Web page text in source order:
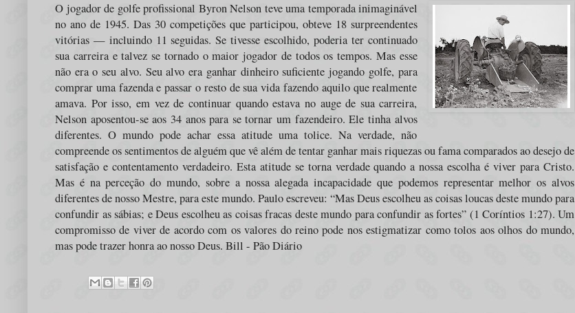
O jogador de golfe profissional Byron Nelson teve uma temporada inimaginável
no ano de 1945. Das 30 competições que participou, obteve 18 surpreendentes
vitórias — incluindo 11 seguidas. Se tivesse escolhido, poderia ter continuado
sua carreira e talvez se tornado o maior jogador de todos os tempos. Mas esse
não era o seu alvo. Seu alvo era ganhar dinheiro suficiente jogando golfe, para
comprar uma fazenda e passar o resto de sua vida fazendo aquilo que realmente
amava. Por isso, em vez de continuar quando estava no auge de sua carreira,
Nelson aposentou-se aos 34 anos para se tornar um fazendeiro. Ele tinha alvos
diferentes. O mundo pode achar essa atitude uma tolice. Na verdade, não
compreende os sentimentos de alguém que vê além de tentar ganhar mais riquezas ou fama comparados ao desejo de
satisfação e contentamento verdadeiro. Esta atitude se torna verdade quando a nossa escolha é viver para Cristo.
Mas é na perceção do mundo, sobre a nossa alegada incapacidade que podemos representar melhor os alvos
diferentes de nosso Mestre, para este mundo. Paulo escreveu: “Mas Deus escolheu as coisas loucas deste mundo para
confundir as sábias; e Deus escolheu as coisas fracas deste mundo para confundir as fortes” (1 Coríntios 1:27). Um
compromisso de viver de acordo com os valores do reino pode nos estigmatizar como tolos aos olhos do mundo,
mas pode trazer honra ao nosso Deus. Bill - Pão Diário